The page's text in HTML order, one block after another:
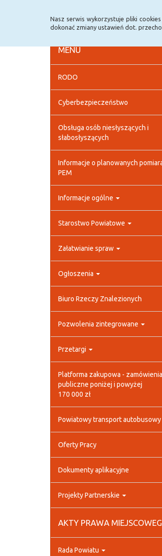
Nasz serwis wykorzystuje pliki
dokonać zmiany ustawień dot.
MENU
RODO
Cyberbezpieczeństwo
Obsługa osób niesłyszących i
słabosłyszących
Informacje o planowanych
PEM
Informacje ogólne
Starostwo Powiatowe
Załatwianie spraw
Ogłoszenia
Biuro Rzeczy Znalezionych
Pozwolenia zintegrowane
Przetargi
Platforma zakupowa - zamówienia
publiczne poniżej i powyżej
170 000 zł
Powiatowy transport autobusowy
Oferty Pracy
Dokumenty aplikacyjne
Projekty Partnerskie
AKTY PRAWA
Rada Powiatu